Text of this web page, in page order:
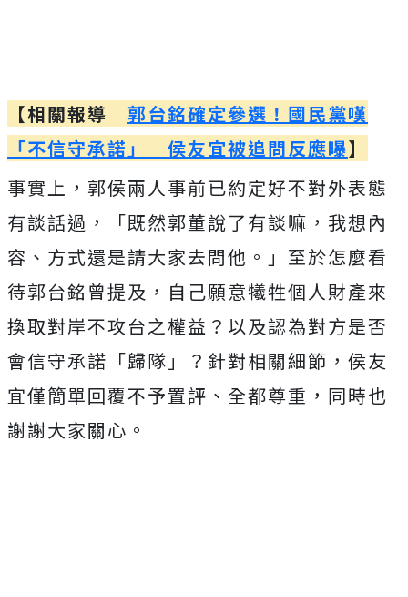
【相關報導｜ 郭台銘確定參選！國民黨嘆
「不信守承諾」 侯友宜被追問反應曝】
事實上，郭侯兩人事前已約定好不對外表態
有談話過，「既然郭董說了有談嘛，我想內
容、方式還是請大家去問他。」至於怎麼看
待郭台銘曾提及，自己願意犧牲個人財產來
換取對岸不攻台之權益？以及認為對方是否
會信守承諾「歸隊」？針對相關細節，侯友
宜僅簡單回覆不予置評、全都尊重，同時也
謝謝大家關心。